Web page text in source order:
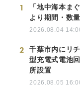
1
「地中海本ま
より期間・数
2026.08.04
2
千葉市内にリ
型充電式電池
所設置
2026.08.05